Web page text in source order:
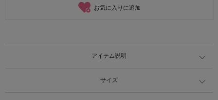
お気に入りに追加
アイテム説明
サイズ